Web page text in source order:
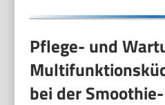
Pflege- und
bei der